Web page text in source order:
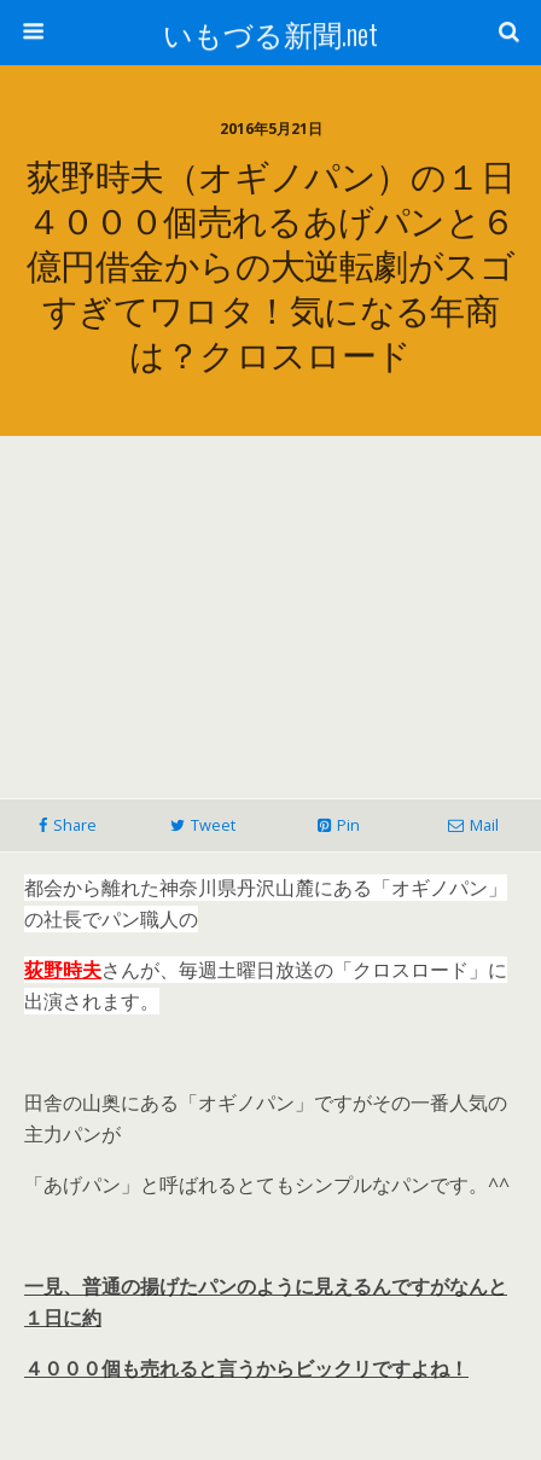
いもづる新聞.net
2016年5月21日
荻野時夫（オギノパン）の１日
４０００個売れるあげパンと６
億円借金からの大逆転劇がスゴ
すぎてワロタ！気になる年商
は？クロスロード
Share Tweet Pin Mail
都会から離れた神奈川県丹沢山麓にある「オギノパン」
の社長でパン職人の
荻野時夫さんが、毎週土曜日放送の「クロスロード」に
出演されます。
田舎の山奥にある「オギノパン」ですがその一番人気の
主力パンが
「あげパン」と呼ばれるとてもシンプルなパンです。^^
一見、普通の揚げたパンのように見えるんですがなんと
１日に約
４０００個も売れると言うからビックリですよね！